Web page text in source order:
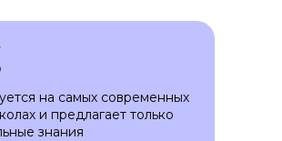
на самых современных
и предлагает только
знания